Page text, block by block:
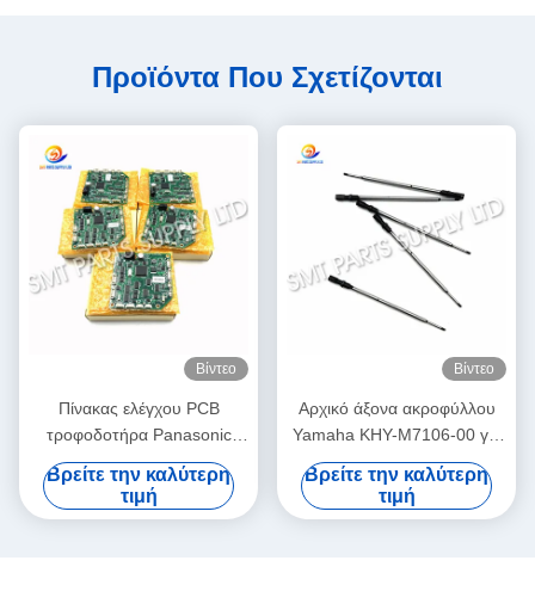
Προϊόντα Που Σχετίζονται
Βίντεο
Πίνακας ελέγχου PCB
τροφοδοτήρα Panasonic
N610032084AA /
KXF0DWTHA00 (MC12CX-
5) για τροφοδοτές CM402
Βρείτε την καλύτερη
τιμή
Βίντεο
Αρχικό άξονα ακροφύλλου
Yamaha KHY-M7106-00 για
μηχανή επιλογής και
τοποθέτησης SMT YS12 /
YS24 / YG12F
Βρείτε την καλύτερη
τιμή